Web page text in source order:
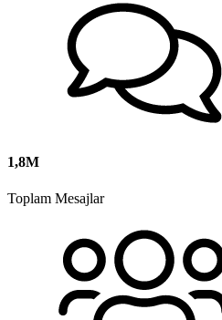
1,8M
Toplam Mesajlar